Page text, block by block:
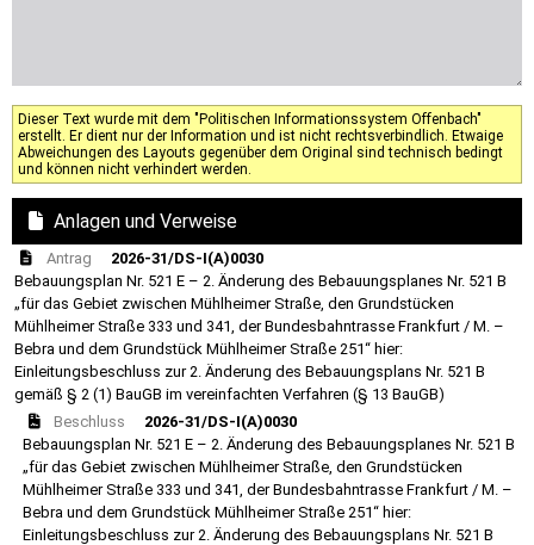
Dieser Text wurde mit dem "Politischen Informationssystem Offenbach"
erstellt. Er dient nur der Information und ist nicht rechtsverbindlich. Etwaige
Abweichungen des Layouts gegenüber dem Original sind technisch bedingt
und können nicht verhindert werden.
Anlagen und Verweise
Antrag
2026-31/DS-I(A)0030
Bebauungsplan Nr. 521 E – 2. Änderung des Bebauungsplanes Nr. 521 B
„für das Gebiet zwischen Mühlheimer Straße, den Grundstücken
Mühlheimer Straße 333 und 341, der Bundesbahntrasse Frankfurt / M. –
Bebra und dem Grundstück Mühlheimer Straße 251“ hier:
Einleitungsbeschluss zur 2. Änderung des Bebauungsplans Nr. 521 B
gemäß § 2 (1) BauGB im vereinfachten Verfahren (§ 13 BauGB)
Beschluss
2026-31/DS-I(A)0030
Bebauungsplan Nr. 521 E – 2. Änderung des Bebauungsplanes Nr. 521 B
„für das Gebiet zwischen Mühlheimer Straße, den Grundstücken
Mühlheimer Straße 333 und 341, der Bundesbahntrasse Frankfurt / M. –
Bebra und dem Grundstück Mühlheimer Straße 251“ hier:
Einleitungsbeschluss zur 2. Änderung des Bebauungsplans Nr. 521 B